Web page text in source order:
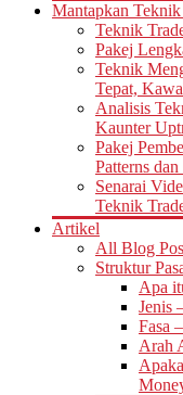
Mantapkan Teknik
Teknik
Pakej
Teknik
Tepat,
Analisis
Kaunter
Pakej
Patterns
Senarai
Teknik
Artikel
All Blog
Struktur
Apa
Jenis
Fasa
Arah